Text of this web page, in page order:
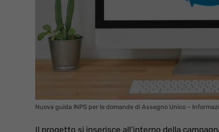
Nuova guida INPS per le domande di Assegno Unico –
Il progetto si inserisce all’interno della